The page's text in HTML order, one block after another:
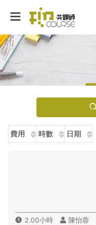
費用 時數 日期
2.00小時
陳怡蓉